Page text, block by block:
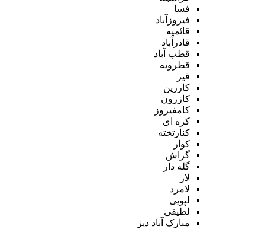
فسا
فیروزآباد
قائمیه
قادرآباد
قطب آباد
قطرویه
قیر
کارزین
کازرون
کامفیروز
کره ای
کنارتخته
کوار
گراش
گله دار
لار
لامرد
لپویی
لطیفی
مبارک آباد دیز